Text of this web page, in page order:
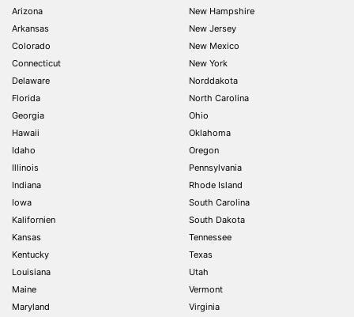
Arizona
Arkansas
Colorado
Connecticut
Delaware
Florida
Georgia
Hawaii
Idaho
Illinois
Indiana
Iowa
Kalifornien
Kansas
Kentucky
Louisiana
Maine
Maryland
New Hampshire
New Jersey
New Mexico
New York
Norddakota
North Carolina
Ohio
Oklahoma
Oregon
Pennsylvania
Rhode Island
South Carolina
South Dakota
Tennessee
Texas
Utah
Vermont
Virginia